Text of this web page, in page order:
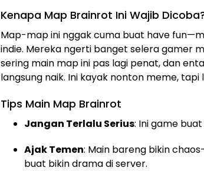
Kenapa Map Brainrot Ini Wajib
Map-map ini nggak cuma buat have
indie. Mereka ngerti banget selera gamer
sering main map ini pas lagi penat, dan
langsung naik. Ini kayak nonton meme,
Tips Main Map Brainrot
Jangan Terlalu Serius: Ini game
Ajak Temen: Main bareng bikin
buat bikin drama di server.